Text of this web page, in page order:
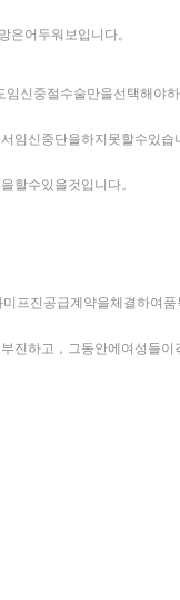
은어두워보입니다。
신중절수술만을선택해
임신중단을하지못할수있
할수있을것입니다。
프진공급계약을체결하여
진하고，그동안에여성들